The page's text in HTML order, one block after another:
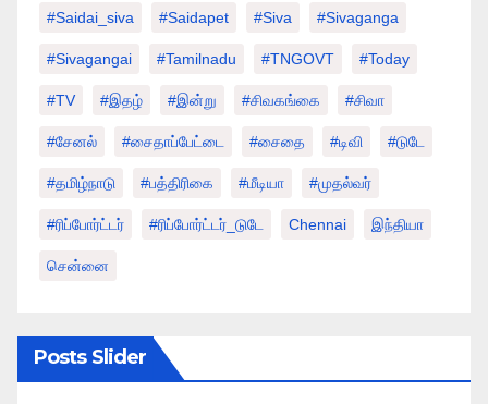
#saidai_siva #saidapet #Siva #Sivaganga
#sivagangai #tamilnadu #TNGOVT #today
#TV #இதழ் #இன்று #சிவகங்கை #சிவா
#சேனல் #சைதாப்பேட்டை #சைதை #டிவி #டுடே
#தமிழ்நாடு #பத்திரிகை #மீடியா #முதல்வர்
#ரிப்போர்ட்டர் #ரிப்போர்ட்டர்_டுடே Chennai இந்தியா
சென்னை
Posts Slider